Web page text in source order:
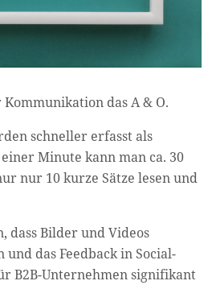
das A & O.
schneller erfasst als
Minute kann man ca. 30
nur 10 kurze Sätze lesen und
dass Bilder und Videos
das Feedback in Social-
B2B-Unternehmen signifikant